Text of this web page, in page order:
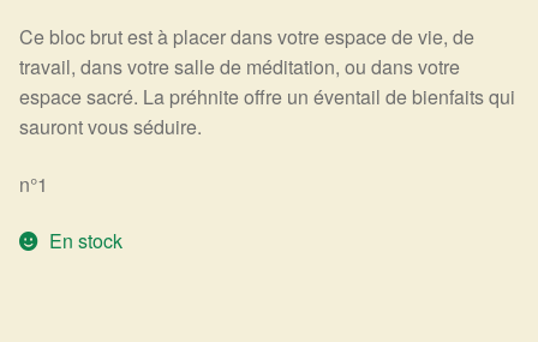
Magie: Le Savoir des Sorcières
Protection énergétique : Trouvez votre bouclier
Les pierres en détail
Ce bloc brut est à placer dans votre espace de vie, de
travail, dans votre salle de méditation, ou dans votre
espace sacré. La préhnite offre un éventail de bienfaits qui
sauront vous séduire.
n°1
En stock